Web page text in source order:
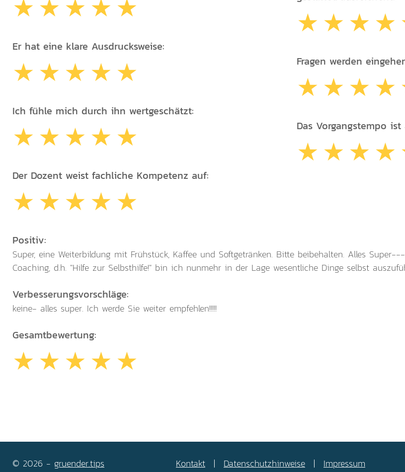
Er hat eine klare Ausdrucksweise:
Ich fühle mich durch ihn wertgeschätzt:
Der Dozent weist fachliche Kompetenz auf:
Fragen werden
Das Vorgangstempo ist
Positiv:
Super, eine Weiterbildung mit Frühstück, Kaffee und Softgetränken. Bitte beibehalten. Alles
Coaching, d.h. "Hilfe zur Selbsthilfe!" bin ich nunmehr in der Lage wesentliche Dinge selbst
Verbesserungsvorschläge:
keine- alles super. Ich werde Sie weiter empfehlen!!!!!
Gesamtbewertung:
Kontakt Datenschutzhinweise Impressum
© 2026 - gruender.tips